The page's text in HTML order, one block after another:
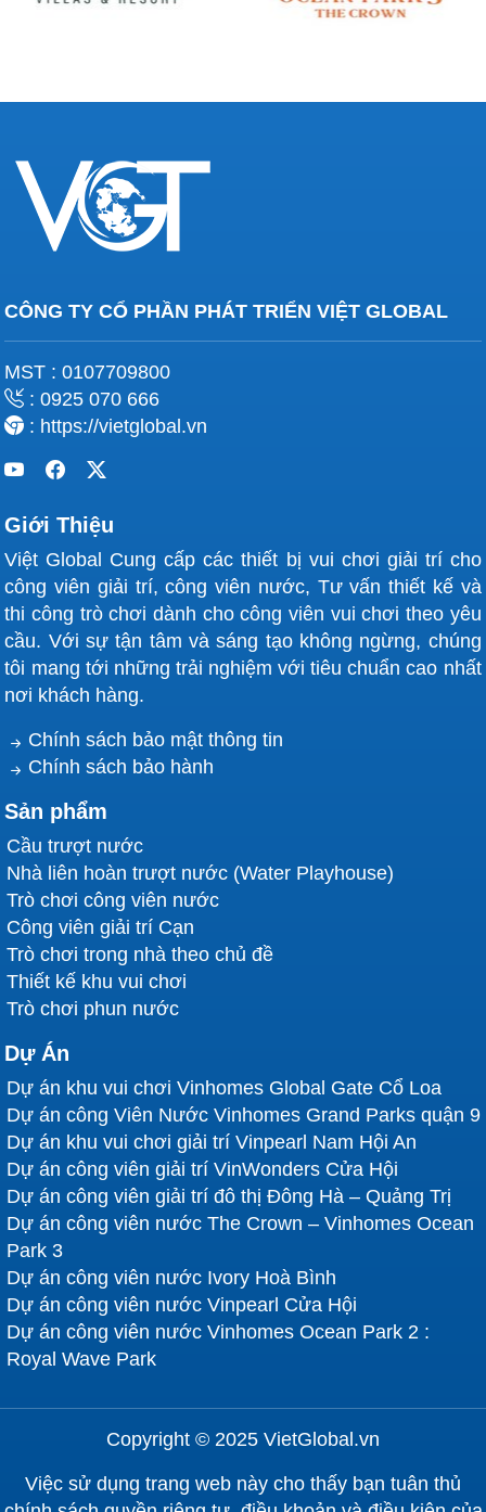
CÔNG TY CỔ PHẦN PHÁT TRIỂN VIỆT GLOBAL
MST : 0107709800
: 0925 070 666
: https://vietglobal.vn
Giới Thiệu
Việt Global Cung cấp các thiết bị vui chơi giải trí cho
công viên giải trí, công viên nước, Tư vấn thiết kế và
thi công trò chơi dành cho công viên vui chơi theo yêu
cầu. Với sự tận tâm và sáng tạo không ngừng, chúng
tôi mang tới những trải nghiệm với tiêu chuẩn cao nhất
nơi khách hàng.
Chính sách bảo mật thông tin
Chính sách bảo hành
Sản phẩm
Cầu trượt nước
Nhà liên hoàn trượt nước (Water Playhouse)
Trò chơi công viên nước
Công viên giải trí Cạn
Trò chơi trong nhà theo chủ đề
Thiết kế khu vui chơi
Trò chơi phun nước
Dự Án
Dự án khu vui chơi Vinhomes Global Gate Cổ Loa
Dự án công Viên Nước Vinhomes Grand Parks quận 9
Dự án khu vui chơi giải trí Vinpearl Nam Hội An
Dự án công viên giải trí VinWonders Cửa Hội
Dự án công viên giải trí đô thị Đông Hà – Quảng Trị
Dự án công viên nước The Crown – Vinhomes Ocean
Park 3
Dự án công viên nước Ivory Hoà Bình
Dự án công viên nước Vinpearl Cửa Hội
Dự án công viên nước Vinhomes Ocean Park 2 :
Royal Wave Park
Copyright © 2025 VietGlobal.vn
Việc sử dụng trang web này cho thấy bạn tuân thủ